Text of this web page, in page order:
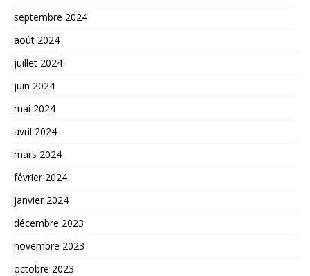
septembre 2024
août 2024
juillet 2024
juin 2024
mai 2024
avril 2024
mars 2024
février 2024
janvier 2024
décembre 2023
novembre 2023
octobre 2023